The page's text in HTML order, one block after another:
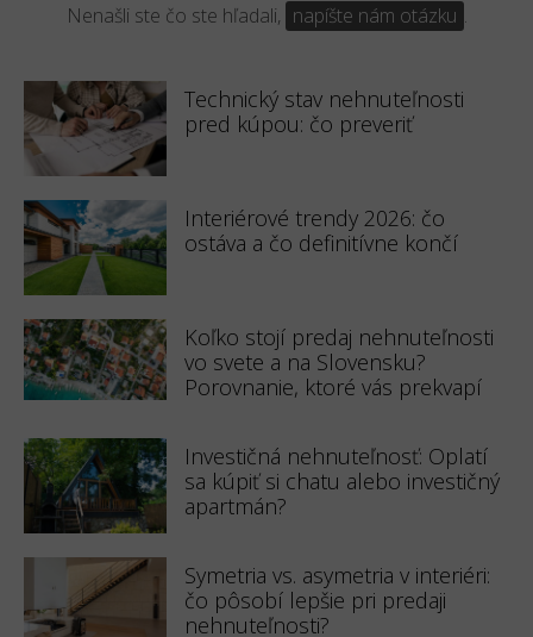
Nenašli ste čo ste hľadali, napíšte nám otázku .
Technický stav nehnuteľnosti
pred kúpou: čo preveriť
Interiérové trendy 2026: čo
ostáva a čo definitívne končí
Koľko stojí predaj nehnuteľnosti
vo svete a na Slovensku?
Porovnanie, ktoré vás prekvapí
Investičná nehnuteľnosť: Oplatí
sa kúpiť si chatu alebo investičný
apartmán?
Symetria vs. asymetria v interiéri:
čo pôsobí lepšie pri predaji
nehnuteľnosti?